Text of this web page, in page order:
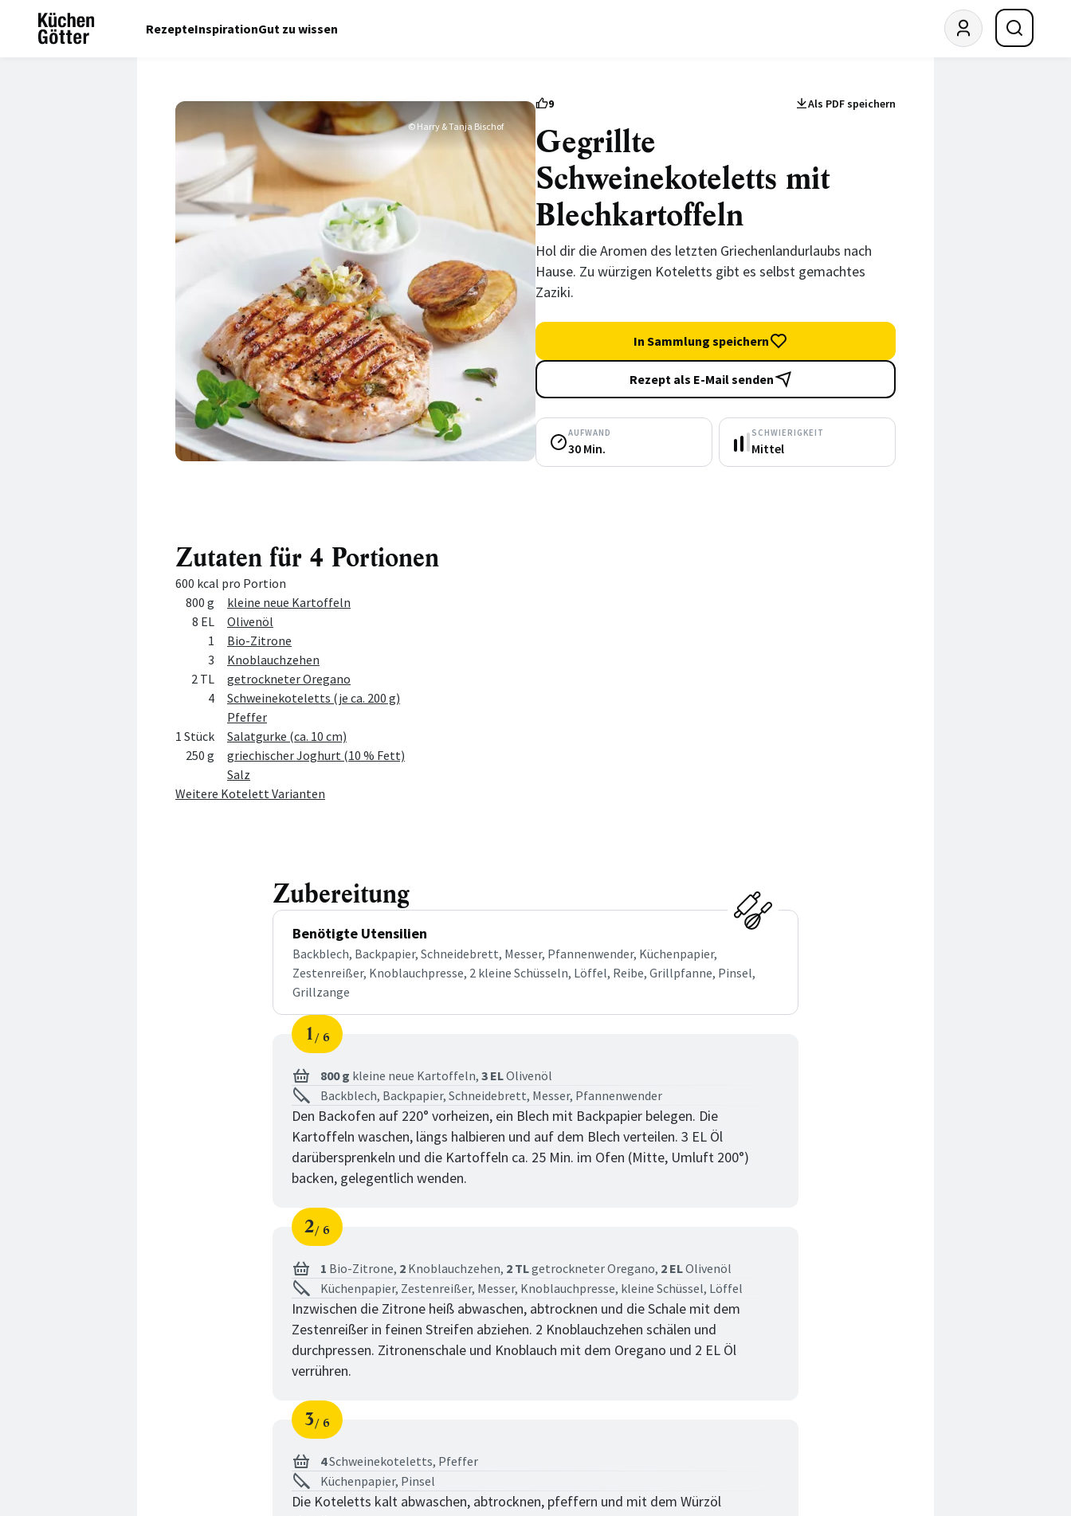
RezepteInspirationGut zu wissen
© Harry & Tanja Bischof
9 Als PDF speichern
Gegrillte
Schweinekoteletts mit
Blechkartoffeln
Hol dir die Aromen des letzten Griechenlandurlaubs nach
Hause. Zu würzigen Koteletts gibt es selbst gemachtes
Zaziki.
In Sammlung speichern
Rezept als E-Mail senden
AUFWAND
30 Min.
SCHWIERIGKEIT
Mittel
Zutaten für 4 Portionen
600 kcal pro Portion
MengeZutat
800 g
kleine neue Kartoffeln
8 EL
Olivenöl
1
Bio-Zitrone
3
Knoblauchzehen
2 TL
getrockneter Oregano
4
Schweinekoteletts (je ca. 200 g)
Pfeffer
1 Stück
Salatgurke (ca. 10 cm)
250 g
griechischer Joghurt (10 % Fett)
Salz
Weitere Kotelett Varianten
Zubereitung
Benötigte Utensilien
Backblech, Backpapier, Schneidebrett, Messer, Pfannenwender, Küchenpapier,
Zestenreißer, Knoblauchpresse, 2 kleine Schüsseln, Löffel, Reibe, Grillpfanne, Pinsel,
Grillzange
Schritt
1
von
6
800 g kleine neue Kartoffeln, 3 ELOlivenöl
Backblech, Backpapier, Schneidebrett, Messer, Pfannenwender
Den Backofen auf 220° vorheizen, ein Blech mit Backpapier belegen. Die
Kartoffeln waschen, längs halbieren und auf dem Blech verteilen. 3 EL Öl
darübersprenkeln und die Kartoffeln ca. 25 Min. im Ofen (Mitte, Umluft 200°)
backen, gelegentlich wenden.
Schritt
2
von
6
1 Bio-Zitrone, 2 Knoblauchzehen, 2 TLgetrockneter Oregano, 2 ELOlivenöl
Küchenpapier, Zestenreißer, Messer, Knoblauchpresse, kleine Schüssel, Löffel
Inzwischen die Zitrone heiß abwaschen, abtrocknen und die Schale mit dem
Zestenreißer in feinen Streifen abziehen. 2 Knoblauchzehen schälen und
durchpressen. Zitronenschale und Knoblauch mit dem Oregano und 2 EL Öl
verrühren.
Schritt
3
von
6
4Schweinekoteletts, Pfeffer
Küchenpapier, Pinsel
Die Koteletts kalt abwaschen, abtrocknen, pfeffern und mit dem Würzöl